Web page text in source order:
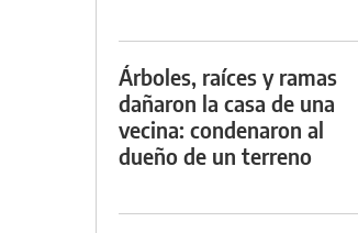
Árboles, raíces y ramas
dañaron la casa de una
vecina: condenaron al
dueño de un terreno